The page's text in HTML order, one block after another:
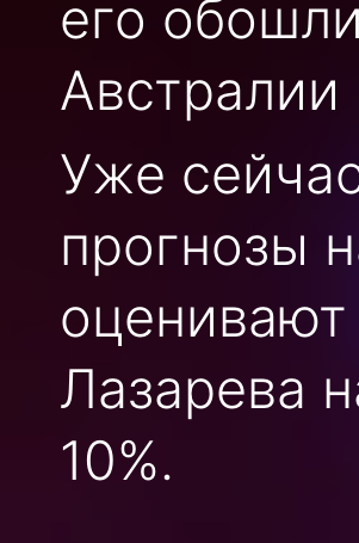
его
Уже
прогнозы
оценивают
Лазарева
10%.